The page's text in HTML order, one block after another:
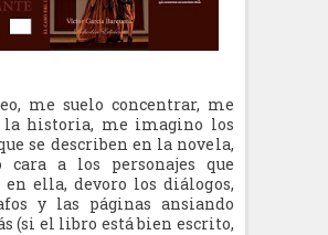
me suelo concentrar, me
la historia, me imagino los
se describen en la novela,
cara a los personajes que
en ella, devoro los diálogos,
y las páginas ansiando
(si el libro está bien escrito,